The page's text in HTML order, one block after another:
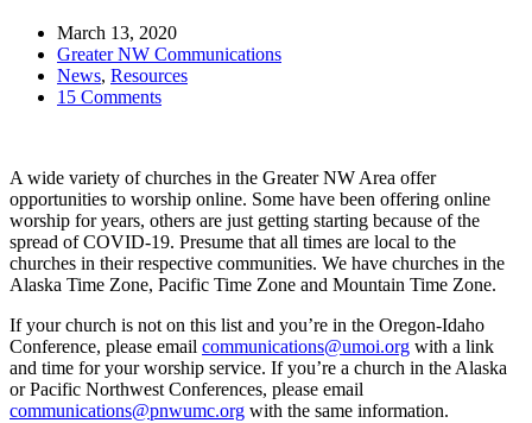
March 13, 2020
Greater NW Communications
News, Resources
15 Commentson
online
in
the
Greater
NW
A wide variety of churches in the Greater NW Area offer
opportunities to worship online. Some have been offering online
worship for years, others are just getting starting because of the
spread of COVID-19. Presume that all times are local to the
churches in their respective communities. We have churches in the
Alaska Time Zone, Pacific Time Zone and Mountain Time Zone.
If your church is not on this list and you’re in the Oregon-Idaho
Conference, please email communications@umoi.org with a link
and time for your worship service. If you’re a church in the Alaska
or Pacific Northwest Conferences, please email
communications@pnwumc.org with the same information.